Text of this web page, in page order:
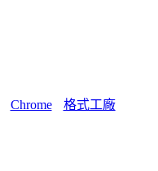
Chrome 格式工廠